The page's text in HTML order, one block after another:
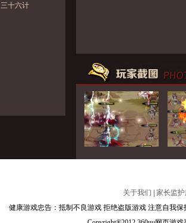
三十六计
关于我们
家长监
健康游戏忠告：抵制不良游戏 拒绝盗版游戏 注意自我